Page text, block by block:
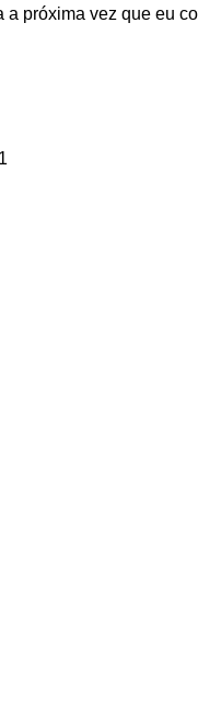
próxima vez que eu